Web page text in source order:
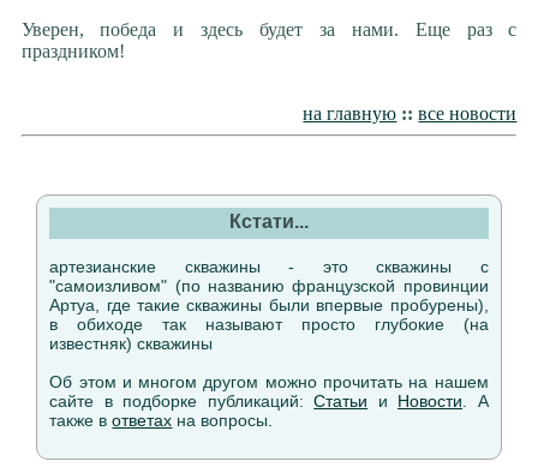
Уверен, победа и здесь будет за нами. Еще раз с
праздником!
на главную :: все новости
Кстати...
артезианские скважины - это скважины с
"самоизливом" (по названию французской провинции
Артуа, где такие скважины были впервые пробурены),
в обиходе так называют просто глубокие (на
известняк) скважины
Об этом и многом другом можно прочитать на нашем
сайте в подборке публикаций:Статьи и Новости . А
также вответах на вопросы.